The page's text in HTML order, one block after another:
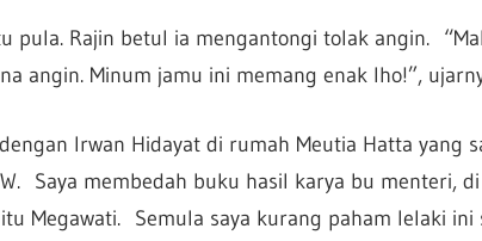
pula. Rajin betul ia mengantongi tolak angin.
angin. Minum jamu ini memang enak lho!”,
Irwan Hidayat di rumah Meutia Hatta yang
Saya membedah buku hasil karya bu menteri,
Megawati. Semula saya kurang paham lelaki ini